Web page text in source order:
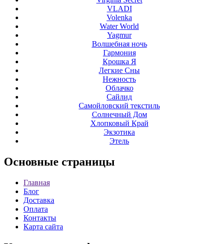
VLADI
Volenka
Water World
Yagmur
Волшебная ночь
Гармония
Крошка Я
Легкие Сны
Нежность
Облачко
Сайлид
Самойловский текстиль
Солнечный Дом
Хлопковый Край
Экзотика
Этель
Основные страницы
Главная
Блог
Доставка
Оплата
Контакты
Карта сайта